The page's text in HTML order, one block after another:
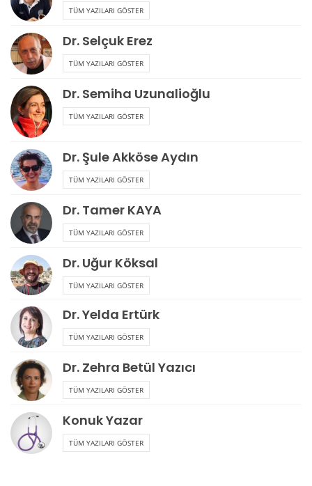
TÜM YAZILARI GÖSTER
Dr. Selçuk Erez
TÜM YAZILARI GÖSTER
Dr. Semiha Uzunalioğlu
TÜM YAZILARI GÖSTER
Dr. Şule Akköse Aydın
TÜM YAZILARI GÖSTER
Dr. Tamer KAYA
TÜM YAZILARI GÖSTER
Dr. Uğur Köksal
TÜM YAZILARI GÖSTER
Dr. Yelda Ertürk
TÜM YAZILARI GÖSTER
Dr. Zehra Betül Yazıcı
TÜM YAZILARI GÖSTER
Konuk Yazar
TÜM YAZILARI GÖSTER